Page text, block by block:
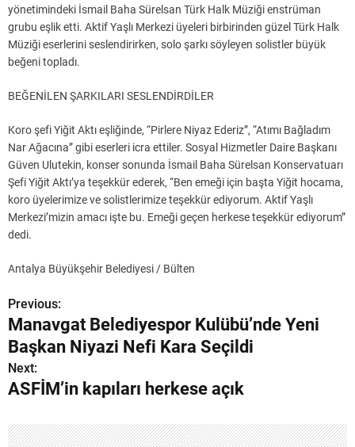
yönetimindeki İsmail Baha Sürelsan Türk Halk Müziği enstrüman
grubu eşlik etti. Aktif Yaşlı Merkezi üyeleri birbirinden güzel Türk Halk
Müziği eserlerini seslendirirken, solo şarkı söyleyen solistler büyük
beğeni topladı.
BEĞENİLEN ŞARKILARI SESLENDİRDİLER
Koro şefi Yiğit Aktı eşliğinde, “Pirlere Niyaz Ederiz”, “Atımı Bağladım
Nar Ağacına” gibi eserleri icra ettiler. Sosyal Hizmetler Daire Başkanı
Güven Ulutekin, konser sonunda İsmail Baha Sürelsan Konservatuarı
Şefi Yiğit Aktı’ya teşekkür ederek, “Ben emeği için başta Yiğit hocama,
koro üyelerimize ve solistlerimize teşekkür ediyorum. Aktif Yaşlı
Merkezi’mizin amacı işte bu. Emeği geçen herkese teşekkür ediyorum”
dedi.
Antalya Büyükşehir Belediyesi / Bülten
Y
a
z
ı
g
Previous:
Manavgat Belediyespor Kulübü’nde Yeni
Başkan Niyazi Nefi Kara Seçildi
Next:
ASFİM’in kapıları herkese açık